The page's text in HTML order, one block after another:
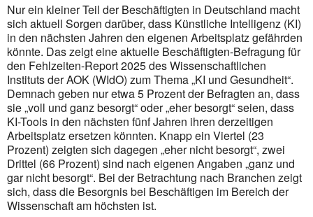
Nur ein kleiner Teil der Beschäftigten in Deutschland macht
sich aktuell Sorgen darüber, dass Künstliche Intelligenz (KI)
in den nächsten Jahren den eigenen Arbeitsplatz gefährden
könnte. Das zeigt eine aktuelle Beschäftigten-Befragung für
den Fehlzeiten-Report 2025 des Wissenschaftlichen
Instituts der AOK (WIdO) zum Thema „KI und Gesundheit“.
Demnach geben nur etwa 5 Prozent der Befragten an, dass
sie „voll und ganz besorgt“ oder „eher besorgt“ seien, dass
KI-Tools in den nächsten fünf Jahren ihren derzeitigen
Arbeitsplatz ersetzen könnten. Knapp ein Viertel (23
Prozent) zeigten sich dagegen „eher nicht besorgt“, zwei
Drittel (66 Prozent) sind nach eigenen Angaben „ganz und
gar nicht besorgt“. Bei der Betrachtung nach Branchen zeigt
sich, dass die Besorgnis bei Beschäftigen im Bereich der
Wissenschaft am höchsten ist.